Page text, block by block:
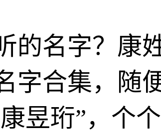
的名字？康
字合集，随
昱珩”，个